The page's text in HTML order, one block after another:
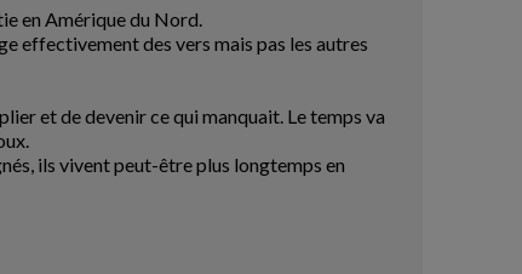
en Amérique du Nord.
effectivement des vers mais pas les autres
et de devenir ce qui manquait. Le temps va
ils vivent peut-être plus longtemps en